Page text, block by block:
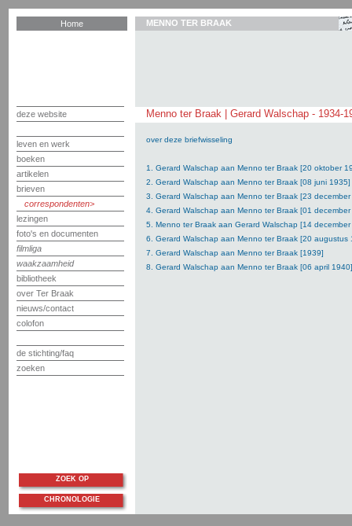
Home
deze website
leven en werk
boeken
artikelen
brieven
correspondenten
lezingen
foto's en documenten
filmliga
waakzaamheid
bibliotheek
over Ter Braak
nieuws/contact
colofon
de stichting/faq
zoeken
MENNO TER BRAAK
Menno ter Braak | Gerard Walschap - 1934-
over deze briefwisseling
1. Gerard Walschap aan Menno ter Braak [20 oktober
2. Gerard Walschap aan Menno ter Braak [08 juni 1935]
3. Gerard Walschap aan Menno ter Braak [23
4. Gerard Walschap aan Menno ter Braak [01
5. Menno ter Braak aan Gerard Walschap [14
6. Gerard Walschap aan Menno ter Braak [20 augustus
7. Gerard Walschap aan Menno ter Braak [1939]
8. Gerard Walschap aan Menno ter Braak [06 april 1940]
ZOEK OP
CHRONOLOGIE